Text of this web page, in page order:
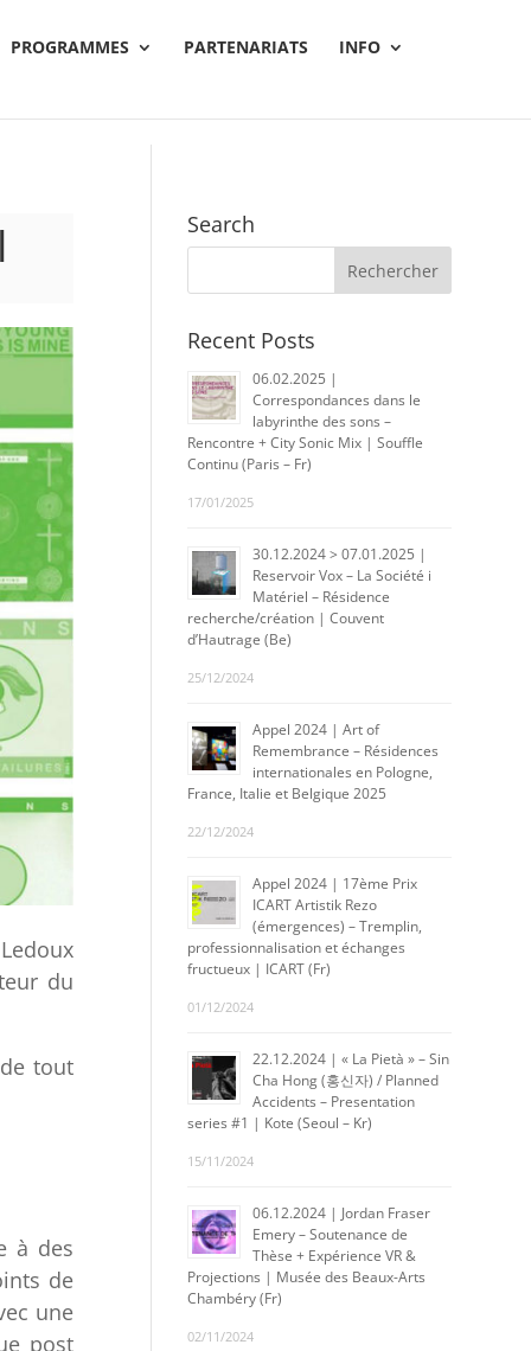
PROGRAMMES PARTENARIATS INFO
du
tout
à des
de
une
post
Search
Recent Posts
06.02.2025 |
Correspondances dans le
labyrinthe des sons –
Rencontre + City Sonic Mix | Souffle
Continu (Paris – Fr)
17/01/2025
30.12.2024 > 07.01.2025 |
Reservoir Vox – La Société i
Matériel – Résidence
recherche/création | Couvent
d’Hautrage (Be)
25/12/2024
Appel 2024 | Art of
Remembrance – Résidences
internationales en Pologne,
France, Italie et Belgique 2025
22/12/2024
Appel 2024 | 17ème Prix
ICART Artistik Rezo
(émergences) – Tremplin,
professionnalisation et échanges
fructueux | ICART (Fr)
01/12/2024
22.12.2024 | « La Pietà » – Sin
Cha Hong (홍신자) / Planned
Accidents – Presentation
series #1 | Kote (Seoul – Kr)
15/11/2024
06.12.2024 | Jordan Fraser
Emery – Soutenance de
Thèse + Expérience VR &
Projections | Musée des Beaux-Arts
Chambéry (Fr)
02/11/2024